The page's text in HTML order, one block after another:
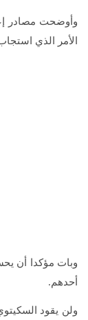
وأوضحت مصادر
الأمر الذي
وبات مؤكدا أن
أحدهم.
ولن يقود